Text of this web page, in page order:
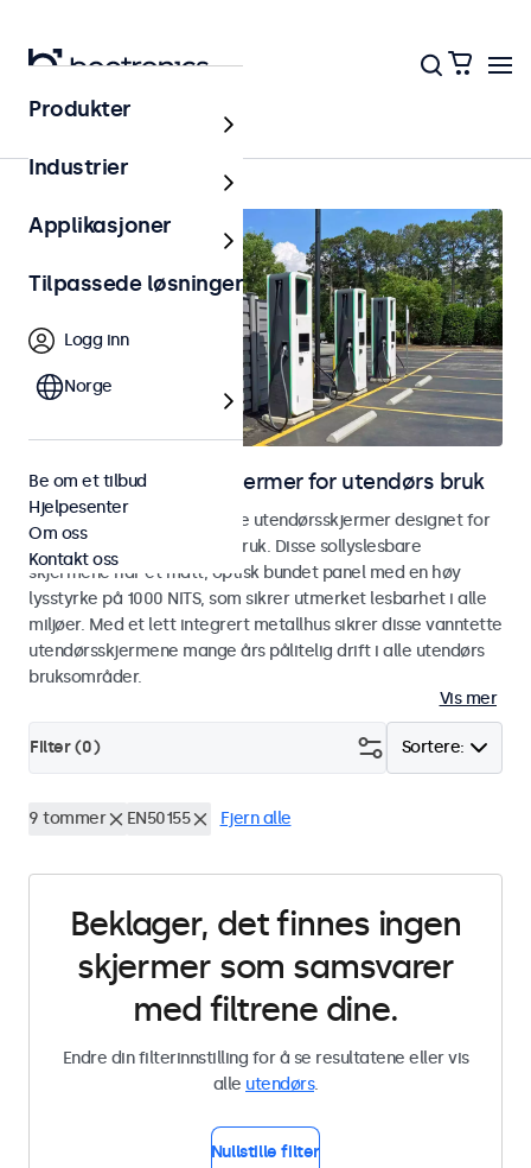
Utendørs
Skjermer og touchskjermer for utendørs bruk
Utforsk våre værbestandige utendørsskjermer designet for
industriell og kommersiell bruk. Disse sollyslesbare
skjermene har et matt, optisk bundet panel med en høy
lysstyrke på 1000 NITS, som sikrer utmerket lesbarhet i alle
miljøer. Med et lett integrert metallhus sikrer disse vanntette
utendørsskjermene mange års pålitelig drift i alle utendørs
bruksområder.
Vis mer
Sortere:
Filter (0)
9 tommer EN50155 Fjern alle
Beklager, det finnes ingen
skjermer som samsvarer
med filtrene dine.
Endre din filterinnstilling for å se resultatene eller vis
alle utendørs.
Nullstille filter
Produkter
Industrier
Applikasjoner
Tilpassede løsninger
Logg inn
Norge
Be om et tilbud
Hjelpesenter
Om oss
Kontakt oss